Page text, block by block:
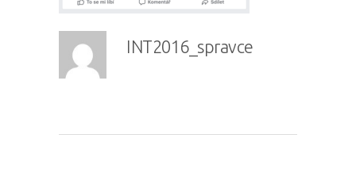
INT2016_spravce